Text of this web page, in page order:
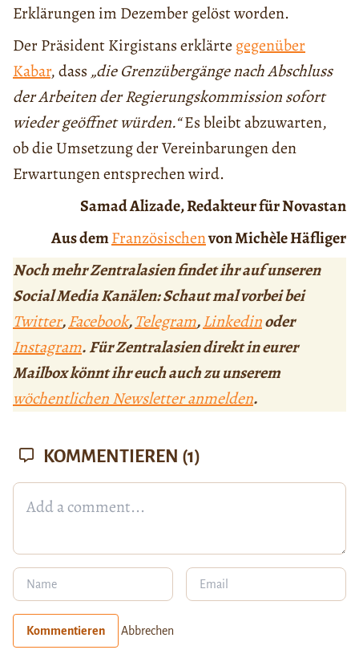
Erklärungen im Dezember gelöst worden.
Der Präsident Kirgistans erklärte gegenüber
Kabar, dass „die Grenzübergänge nach Abschluss
der Arbeiten der Regierungskommission sofort
wieder geöffnet würden.“Es bleibt abzuwarten,
ob die Umsetzung der Vereinbarungen den
Erwartungen entsprechen wird.
Samad Alizade, Redakteur für Novastan
Aus demFranzösischenvon Michèle Häfliger
Noch mehr Zentralasien findet ihr auf unseren
Social Media Kanälen: Schaut mal vorbei bei
Twitter,Facebook,Telegram,Linkedinoder
Instagram. Für Zentralasien direkt in eurer
Mailbox könnt ihr euch auch zu unserem
wöchentlichen Newsletter anmelden.
KOMMENTIEREN (1)
Kommentieren Abbrechen